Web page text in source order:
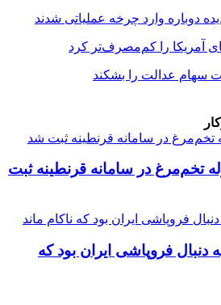
دوباره وارد چرخه عملیاتی شدند
آمریکا را کم‌مصرف‌تر کرد
سهام عدالت را بشکند
محموله تخم‌مرغ در سامانه قرنطینه ثبت
فروپاشی ایران بود که